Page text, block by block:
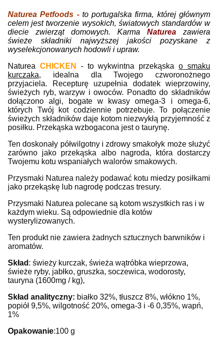
Naturea Petfoods - to portugalska firma, której głównym
celem jest tworzenie wysokich, światowych standardów w
diecie zwierząt domowych. Karma Naturea zawiera
świeże składniki najwyższej jakości pozyskane z
wyselekcjonowanych hodowli i upraw.
Naturea CHICKEN - towykwintna przekąskao smaku
kurczaka, idealna dla Twojego czworonożnego
przyjaciela. Recepturę uzupełnia dodatek wieprzowiny,
świeżych ryb, warzyw i owoców. Ponadto do składników
dołączono algi, bogate w kwasy omega-3 i omega-6,
których Twój kot codziennie potrzebuje. To połączenie
świeżych składników daje kotom niezwykłą przyjemność z
posiłku. Przekąska wzbogacona jest o taurynę.
Ten doskonały półwilgotny i zdrowy smakołyk może służyć
zarówno jako przekąska albo nagroda, która dostarczy
Twojemu kotu wspaniałych walorów smakowych.
Przysmaki Naturea należy podawać kotu miedzy posiłkami
jako przekąskę lub nagrodę podczas tresury.
Przysmaki Naturea polecane są kotom wszystkich ras i w
każdym wieku. Są odpowiednie dla kotów
wysterylizowanych.
Ten produkt nie zawiera żadnych sztucznych barwników i
aromatów.
Skład : świeży kurczak, świeża wątróbka wieprzowa,
świeże ryby, jabłko, gruszka, soczewica, wodorosty,
tauryna (1600mg / kg),
Skład analityczny: białko 32%, tłuszcz 8%, włókno 1%,
popiół 9,5%, wilgotność 20%, omega-3 i -6 0,35%, wapń,
1%
Opakowanie:100 g